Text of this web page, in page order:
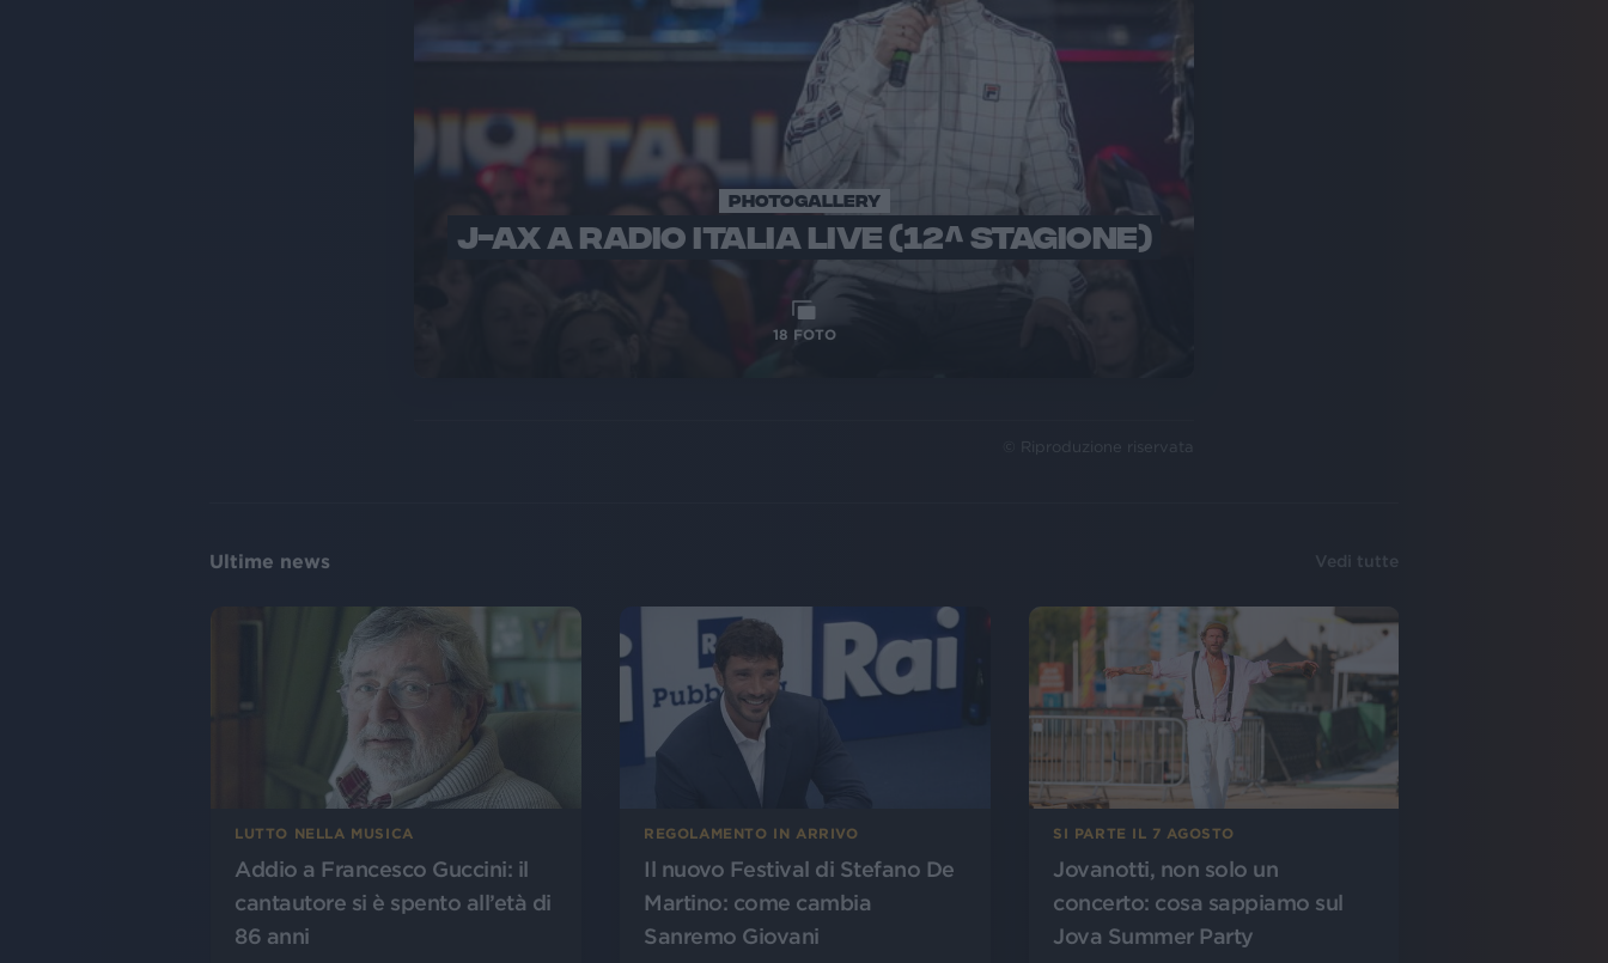
PHOTOGALLERY
J-AX A RADIO ITALIA LIVE (12^ STAGIONE)
18 FOTO
© Riproduzione riservata
Ultime news Vedi tutte
LUTTO NELLA MUSICA
Addio a Francesco Guccini: il
cantautore si è spento all’età di
86 anni
REGOLAMENTO IN ARRIVO
Il nuovo Festival di Stefano De
Martino: come cambia
Sanremo Giovani
SI PARTE IL 7 AGOSTO
Jovanotti, non solo un
concerto: cosa sappiamo sul
Jova Summer Party